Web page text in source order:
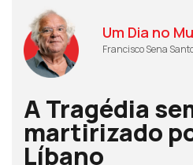
Um Dia no
Francisco Sena
A Tragédia
martirizado
Líbano